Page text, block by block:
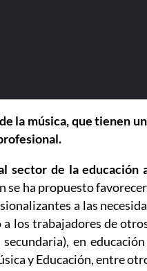
la música, que tienen
sector de la educación
se ha propuesto
a las
los trabajadores de
en
y Educación, entre